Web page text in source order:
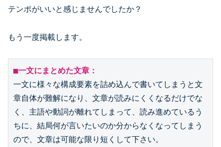
テンポがいいと感じませんでしたか？
もう一度掲載します。
■一文にまとめた文章：
一文に様々な構成要素を詰め込んで書いてしまうと文
章自体が難解になり、文章が読みにくくなるだけでな
く、主語や動詞が離れてしまって、読み進めているう
ちに、結局何が言いたいのか分からなくなってしまう